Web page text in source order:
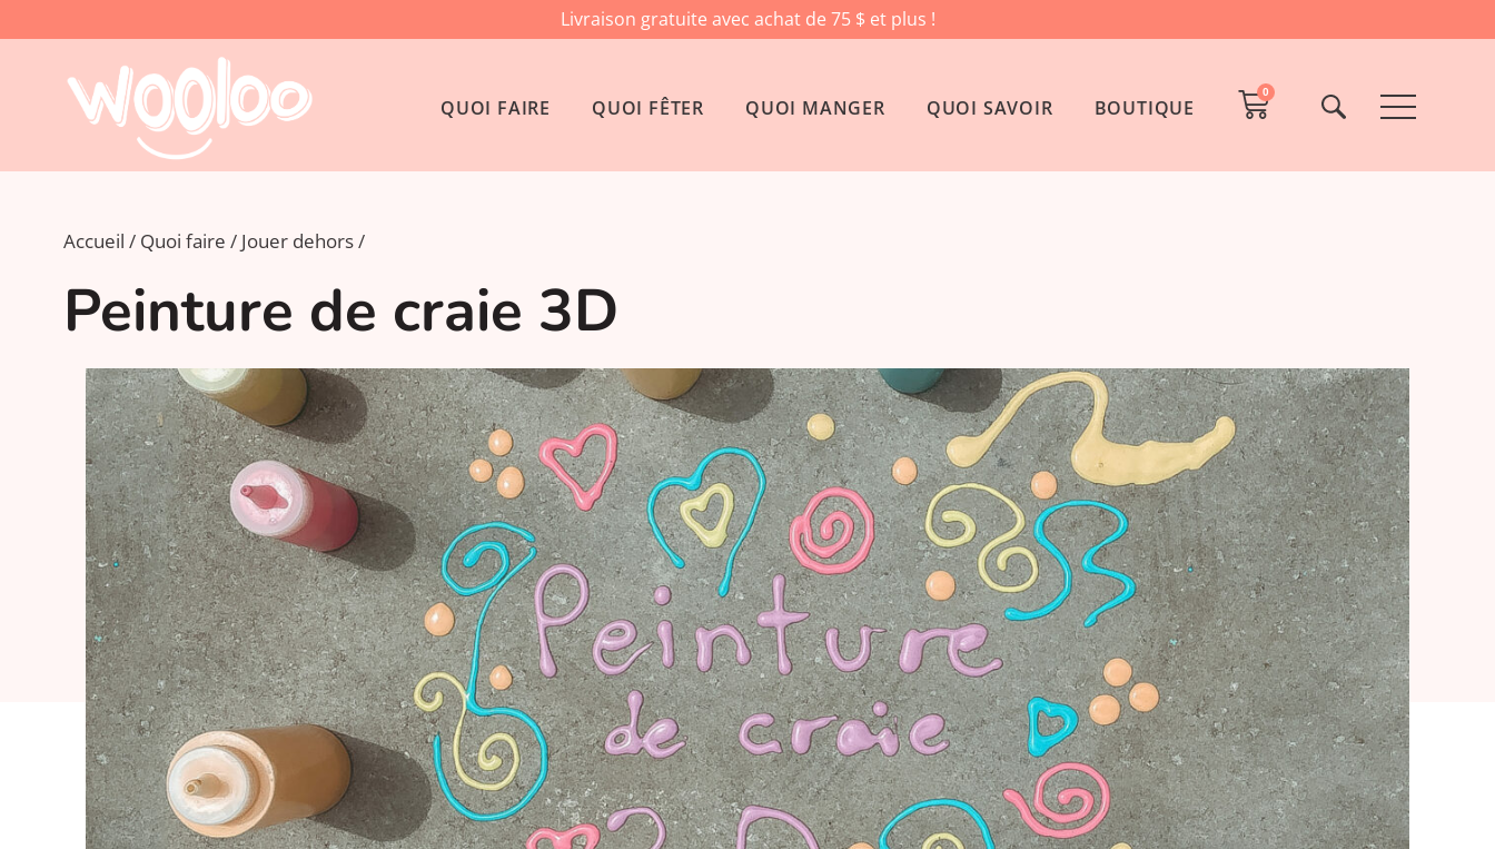
Livraison gratuite avec achat de 75 $ et plus !
QUOI FAIRE QUOI FÊTER QUOI MANGER QUOI SAVOIR BOUTIQUE
0
Accueil Quoi faire Jouer dehors
Peinture de craie 3D